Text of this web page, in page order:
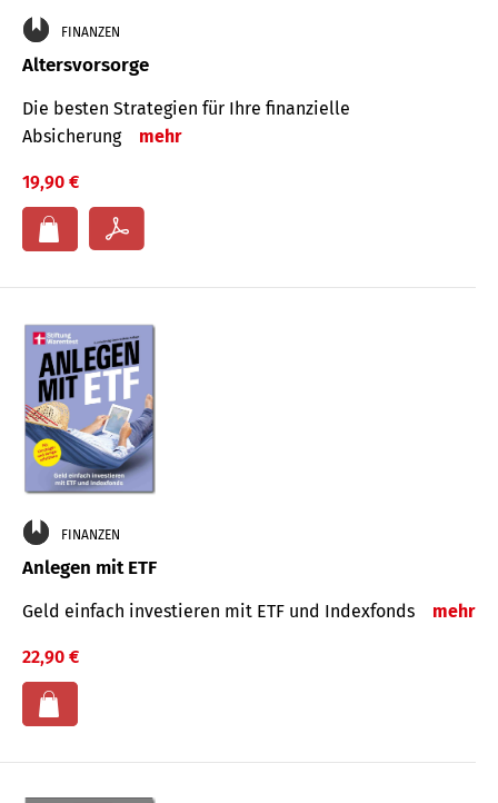
FINANZEN
Altersvorsorge
Die besten Strategien für Ihre finanzielle
Absicherung
mehr
19,90 €
FINANZEN
Anlegen mit ETF
Geld einfach investieren mit ETF und Indexfonds mehr
22,90 €